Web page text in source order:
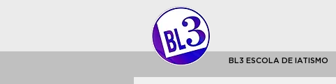
BL3 ESCOLA DE IATISMO